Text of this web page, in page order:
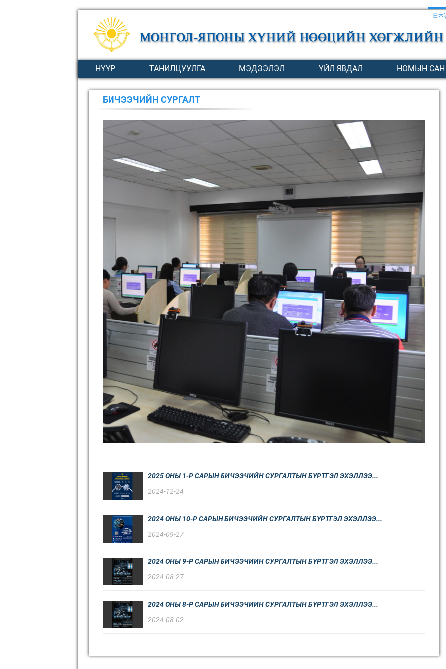
日本
НҮҮР ТАНИЛЦУУЛГА МЭДЭЭЛЭЛ ҮЙЛ ЯВДАЛ НОМЫН САН
БИЧЭЭЧИЙН СУРГАЛТ
2025 ОНЫ 1-Р САРЫН БИЧЭЭЧИЙН СУРГАЛТЫН БҮРТГЭЛ ЭХЭЛЛЭЭ...
2024-12-24
2024 ОНЫ 10-Р САРЫН БИЧЭЭЧИЙН СУРГАЛТЫН БҮРТГЭЛ ЭХЭЛЛЭЭ...
2024-09-27
2024 ОНЫ 9-Р САРЫН БИЧЭЭЧИЙН СУРГАЛТЫН БҮРТГЭЛ ЭХЭЛЛЭЭ...
2024-08-27
2024 ОНЫ 8-Р САРЫН БИЧЭЭЧИЙН СУРГАЛТЫН БҮРТГЭЛ ЭХЭЛЛЭЭ...
2024-08-02